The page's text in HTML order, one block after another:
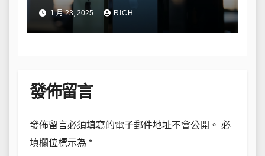
1 月 23, 2025 RICH
發佈留言
發佈留言必須填寫的電子郵件地址不會公開。 必
填欄位標示為 *